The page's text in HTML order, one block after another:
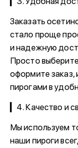
Заказать
стало проще
и надежную
Просто
оформите заказ,
пирогами в
▎4. Качество и
Мы используем
наши пироги